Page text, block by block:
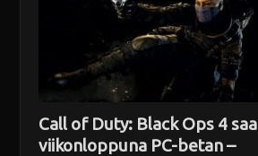
Call of Duty: Black Ops 4 saa
viikonloppuna PC-betan –